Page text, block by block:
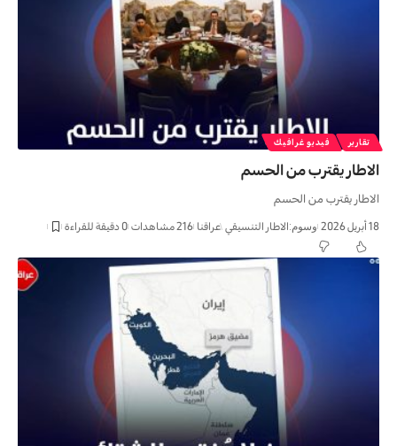
تقارير فيديو غرافيك
الاطار يقترب من الحسم
الاطار يقترب من الحسم
18 أبريل 2026 وسوم:الاطار التنسیقي عراقنا 216 مشاهدات 0 دقيقة للقراءة